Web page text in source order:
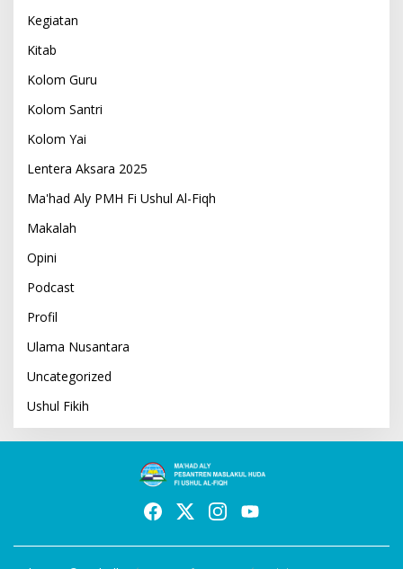
Kegiatan
Kitab
Kolom Guru
Kolom Santri
Kolom Yai
Lentera Aksara 2025
Ma'had Aly PMH Fi Ushul Al-Fiqh
Makalah
Opini
Podcast
Profil
Ulama Nusantara
Uncategorized
Ushul Fikih